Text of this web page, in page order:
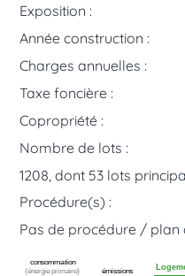
Exposition :
Année construction :
Charges annuelles :
Taxe foncière :
Copropriété :
Nombre de lots :
1208, dont 53 lots
Procédure(s) :
Pas de procédure / plan
(énergie primaire)
consommation
émissions